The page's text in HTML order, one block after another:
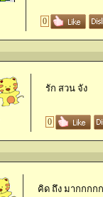
0
รัก สวน จัง
0
คิด ถึง มากกกก